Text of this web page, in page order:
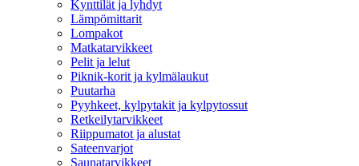
Kynttilät ja lyhdyt
Lämpömittarit
Lompakot
Matkatarvikkeet
Pelit ja lelut
Piknik-korit ja kylmälaukut
Puutarha
Pyyhkeet, kylpytakit ja kylpytossut
Retkeilytarvikkeet
Riippumatot ja alustat
Sateenvarjot
Saunatarvikkeet